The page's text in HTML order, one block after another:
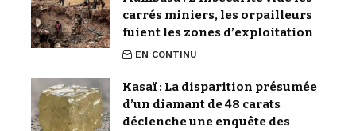
carrés miniers, les orpailleurs
fuient les zones d’exploitation
EN CONTINU
Kasaï : La disparition présumée
d’un diamant de 48 carats
déclenche une enquête des